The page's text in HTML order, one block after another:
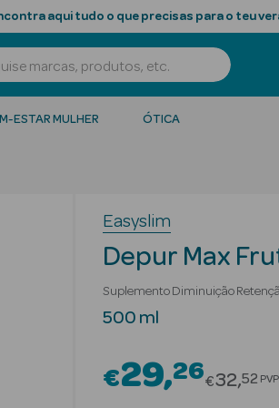
aqui tudo o que precisas para o teu
ESTAR MULHER ÓTICA
Easyslim
Depur Max
Suplemento Diminuição
500 ml
€29 26Price
€32 52